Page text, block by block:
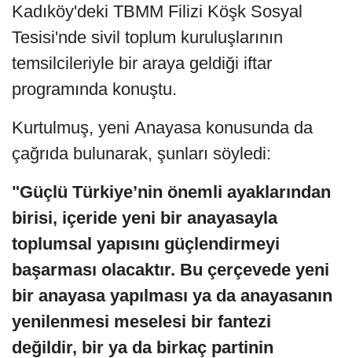
Kadıköy'deki TBMM Filizi Köşk Sosyal
Tesisi'nde sivil toplum kuruluşlarının
temsilcileriyle bir araya geldiği iftar
programında konuştu.
Kurtulmuş, yeni Anayasa konusunda da
çağrıda bulunarak, şunları söyledi:
"Güçlü Türkiye’nin önemli ayaklarından
birisi, içeride yeni bir anayasayla
toplumsal yapısını güçlendirmeyi
başarması olacaktır. Bu çerçevede yeni
bir anayasa yapılması ya da anayasanın
yenilenmesi meselesi bir fantezi
değildir, bir ya da birkaç partinin